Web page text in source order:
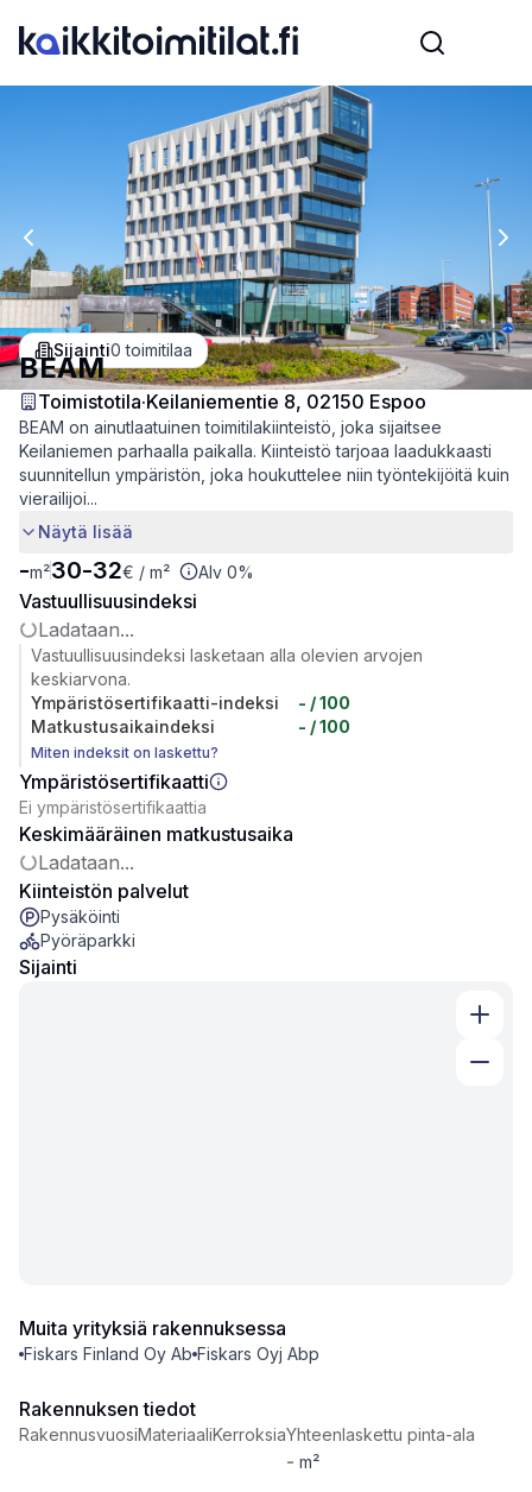
Previous slide
Sijainti0 toimitilaa
BEAM
Toimistotila·Keilaniementie 8, 02150 Espoo
BEAM on ainutlaatuinen toimitilakiinteistö, joka sijaitsee
Keilaniemen parhaalla paikalla. Kiinteistö tarjoaa laadukkaasti
suunnitellun ympäristön, joka houkuttelee niin työntekijöitä kuin
vierailijoi...
Näytä lisää
-m²30-32€ / m² Alv 0%
Vastuullisuusindeksi
Ladataan...
Vastuullisuusindeksi lasketaan alla olevien arvojen
keskiarvona.
Ympäristösertifikaatti-indeksi
- / 100
Matkustusaikaindeksi
- / 100
Miten indeksit on laskettu?
Ympäristösertifikaatti
Ei ympäristösertifikaattia
Keskimääräinen matkustusaika
Ladataan...
Kiinteistön palvelut
Pysäköinti
Pyöräparkki
Sijainti
Muita yrityksiä rakennuksessa
Fiskars Finland Oy Ab Fiskars Oyj Abp
Rakennuksen tiedot
RakennusvuosiMateriaaliKerroksiaYhteenlaskettu pinta-ala
- m²